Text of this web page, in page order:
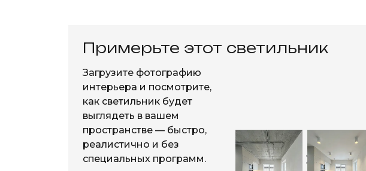
Примерьте этот светильник
Загрузите фотографию
интерьера и посмотрите,
как светильник будет
выглядеть в вашем
пространстве — быстро,
реалистично и без
специальных программ.